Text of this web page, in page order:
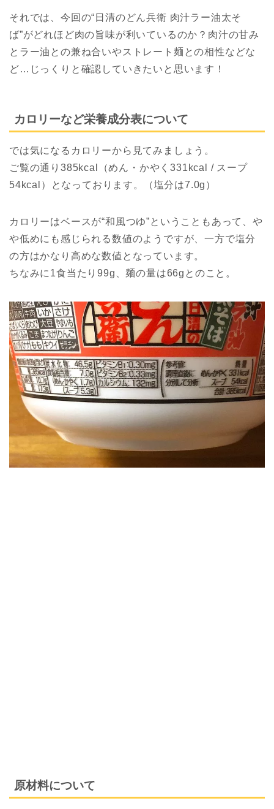
それでは、今回の“日清のどん兵衛 肉汁ラー油太そ
ば”がどれほど肉の旨味が利いているのか？肉汁の甘み
とラー油との兼ね合いやストレート麺との相性などな
ど…じっくりと確認していきたいと思います！
カロリーなど栄養成分表について
では気になるカロリーから見てみましょう。
ご覧の通り385kcal（めん・かやく331kcal / スープ
54kcal）となっております。（塩分は7.0g）
カロリーはベースが“和風つゆ”ということもあって、や
や低めにも感じられる数値のようですが、一方で塩分
の方はかなり高めな数値となっています。
ちなみに1食当たり99g、麺の量は66gとのこと。
原材料について